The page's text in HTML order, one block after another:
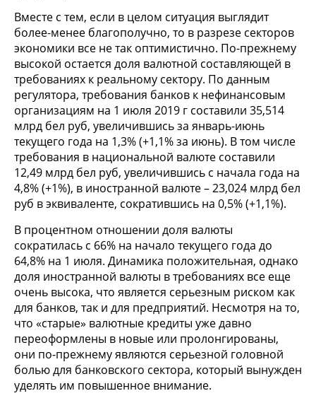
Вместе с тем, если в целом ситуация выглядит
более-менее благополучно, то в разрезе секторов
экономики все не так оптимистично. По-прежнему
высокой остается доля валютной составляющей в
требованиях к реальному сектору. По данным
регулятора, требования банков к нефинансовым
организациям на 1 июля 2019 г составили 35,514
млрд бел руб, увеличившись за январь-июнь
текущего года на 1,3% (+1,1% за июнь). В том числе
требования в национальной валюте составили
12,49 млрд бел руб, увеличившись с начала года на
4,8% (+1%), в иностранной валюте – 23,024 млрд бел
руб в эквиваленте, сократившись на 0,5% (+1,1%).
В процентном отношении доля валюты
сократилась с 66% на начало текущего года до
64,8% на 1 июля. Динамика положительная, однако
доля иностранной валюты в требованиях все еще
очень высока, что является серьезным риском как
для банков, так и для предприятий. Несмотря на то,
что «старые» валютные кредиты уже давно
переоформлены в новые или пролонгированы,
они по-прежнему являются серьезной головной
болью для банковского сектора, который вынужден
уделять им повышенное внимание.